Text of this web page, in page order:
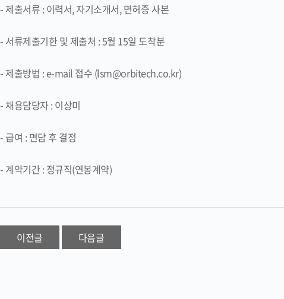
- 제출서류 : 이력서, 자기소개서, 면허증 사본
- 서류제출기한 및 제출처 : 5월 15일 도착분
- 제출방법 : e-mail 접수 (lsm@orbitech.co.kr)
- 채용담당자 : 이상미
- 급여 : 면담 후 결정
- 계약기간 : 정규직(연봉계약)
이전글 다음글